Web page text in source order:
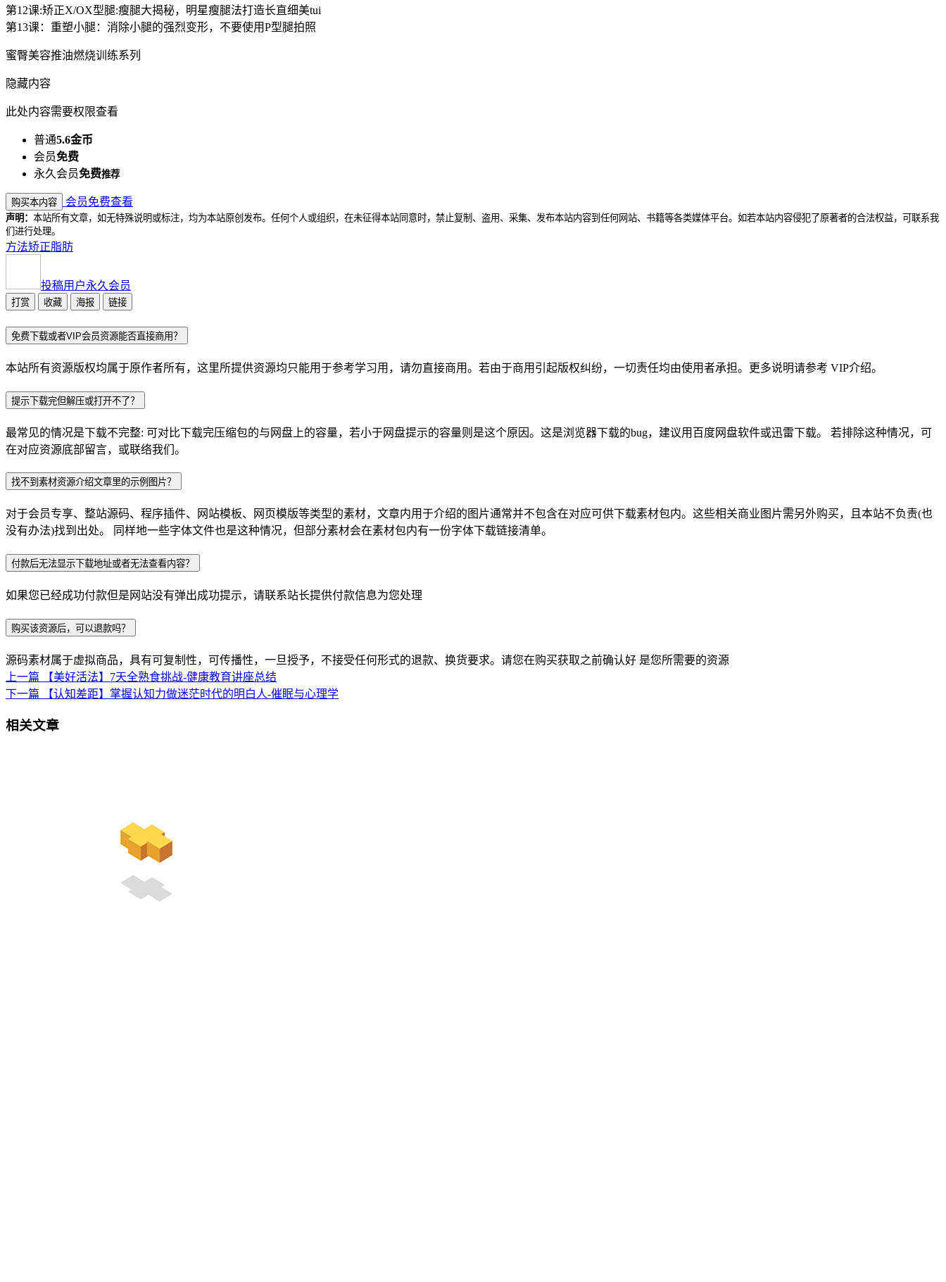
第12课:矫正X/OX型腿:瘦腿大揭秘，明星瘦腿法打造长直细美tui
第13课：重塑小腿：消除小腿的强烈变形，不要使用P型腿拍照
蜜臀美容推油燃烧训练系列
隐藏内容
此处内容需要权限查看
普通5.6金币
会员免费
永久会员免费推荐
购买本内容 会员免费查看
声明： 本站所有文章，如无特殊说明或标注，均为本站原创发布。任何个人或组织，在未征得本站同意时，禁止复制、盗用、采集、发布本站内容到任何网站、书籍等各类媒体平台。如若本站内容侵犯了原著者的合法权益，可联系我
们进行处理。
方法矫正脂肪
投稿用户永久会员
打赏 收藏 海报 链接
免费下载或者VIP会员资源能否直接商用？
本站所有资源版权均属于原作者所有，这里所提供资源均只能用于参考学习用，请勿直接商用。若由于商用引起版权纠纷，一切责任均由使用者承担。更多说明请参考 VIP介绍。
提示下载完但解压或打开不了？
最常见的情况是下载不完整: 可对比下载完压缩包的与网盘上的容量，若小于网盘提示的容量则是这个原因。这是浏览器下载的bug，建议用百度网盘软件或迅雷下载。 若排除这种情况，可
在对应资源底部留言，或联络我们。
找不到素材资源介绍文章里的示例图片？
对于会员专享、整站源码、程序插件、网站模板、网页模版等类型的素材，文章内用于介绍的图片通常并不包含在对应可供下载素材包内。这些相关商业图片需另外购买，且本站不负责(也
没有办法)找到出处。 同样地一些字体文件也是这种情况，但部分素材会在素材包内有一份字体下载链接清单。
付款后无法显示下载地址或者无法查看内容？
如果您已经成功付款但是网站没有弹出成功提示，请联系站长提供付款信息为您处理
购买该资源后，可以退款吗？
源码素材属于虚拟商品，具有可复制性，可传播性，一旦授予，不接受任何形式的退款、换货要求。请您在购买获取之前确认好 是您所需要的资源
上一篇
【美好活法】7天全熟食挑战-健康教育讲座总结
下一篇
【认知差距】掌握认知力做迷茫时代的明白人-催眠与心理学
相关文章